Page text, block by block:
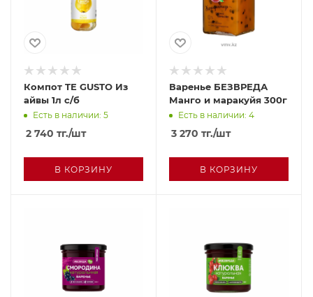
Компот TE GUSTO Из
айвы 1л с/б
Есть в наличии: 5
2 740 тг./шт
В КОРЗИНУ
Варенье БЕЗВРЕДА
Манго и маракуйя 300г
Есть в наличии: 4
3 270 тг./шт
В КОРЗИНУ